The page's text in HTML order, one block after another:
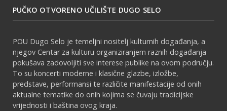
PUČKO OTVORENO UČILIŠTE DUGO SELO
POU Dugo Selo je temeljni nositelj kulturnih događanja, a
njegov Centar za kulturu organiziranjem raznih događanja
pokušava zadovoljiti sve interese publike na ovom području.
To su koncerti moderne i klasične glazbe, izložbe,
predstave, performansi te različite manifestacije od onih
aktualne tematike do onih kojima se čuvaju tradicijske
vrijednosti i baština ovog kraja.